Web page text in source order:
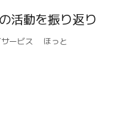
活動を振り返り
サービス ほっと